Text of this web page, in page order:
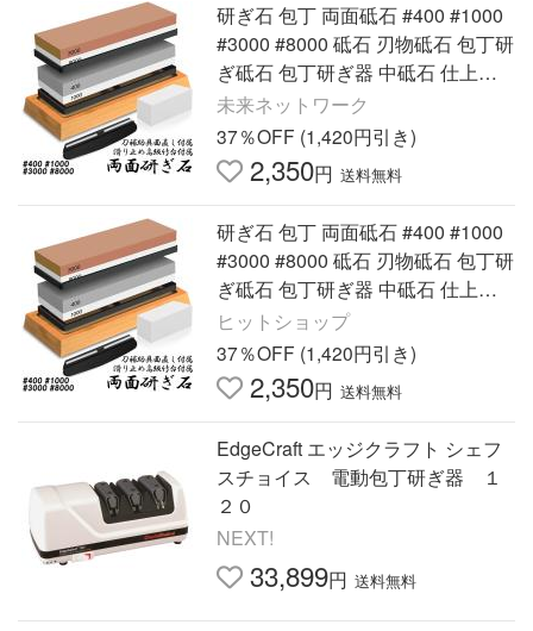
研ぎ石 包丁 両面砥石 #400 #1000
#3000 #8000 砥石 刃物砥石 包丁研
ぎ砥石 包丁研ぎ器 中砥石 仕上砥
石 包丁研ぎ 包丁砥石
未来ネットワーク
37％OFF (1,420円引き)
2,350円 送料無料
研ぎ石 包丁 両面砥石 #400 #1000
#3000 #8000 砥石 刃物砥石 包丁研
ぎ砥石 包丁研ぎ器 中砥石 仕上砥
石 包丁研ぎ
ヒットショップ
37％OFF (1,420円引き)
2,350円 送料無料
EdgeCraft エッジクラフト シェフ
スチョイス 電動包丁研ぎ器 １
２０
NEXT!
33,899円 送料無料